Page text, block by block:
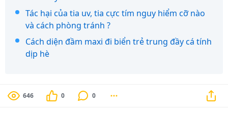
Tác hại của tia uv, tia cực tím nguy hiểm cỡ nào
và cách phòng tránh ?
Cách diện đầm maxi đi biển trẻ trung đầy cá tính
dịp hè
646 0 0